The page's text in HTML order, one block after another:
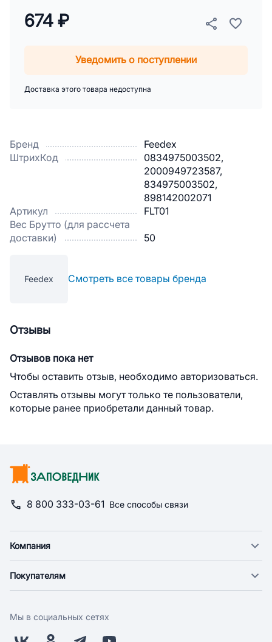
Бренд
Feedex
ШтрихКод
0834975003502,
2000949723587,
834975003502,
898142002071
Артикул
FLT01
Вес Брутто (для рассчета
доставки)
50
Feedex Смотреть все товары бренда
674 ₽
Уведомить о поступлении
Доставка этого товара недоступна
Отзывы
Отзывов пока нет
Чтобы оставить отзыв, необходимо авторизоваться.
Оставлять отзывы могут только те пользователи,
которые ранее приобретали данный товар.
8 800 333-03-61 Все способы связи
Компания
Новости
Поставщикам
Покупателям
Оплата
Мы в социальных сетях